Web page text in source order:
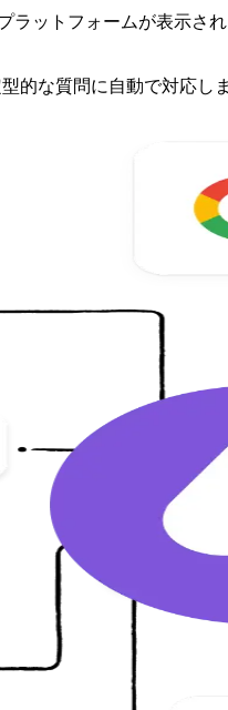
ラットフォームが表示
的な質問に自動で対応し